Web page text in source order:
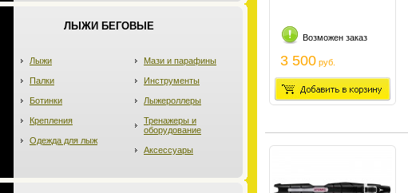
ЛЫЖИ БЕГОВЫЕ
Лыжи
Палки
Ботинки
Крепления
Одежда для лыж
Мази и парафины
Инструменты
Лыжероллеры
Тренажеры и
оборудование
Аксессуары
Возможен заказ
3 500 руб.